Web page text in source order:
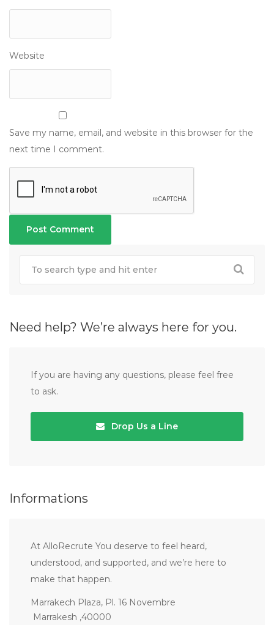
Website
Save my name, email, and website in this browser for the
next time I comment.
Need help? We’re always here for you.
If you are having any questions, please feel free
to ask.
Drop Us a Line
Informations
At AlloRecrute You deserve to feel heard,
understood, and supported, and we’re here to
make that happen.
Marrakech Plaza, Pl. 16 Novembre
Marrakesh ,40000